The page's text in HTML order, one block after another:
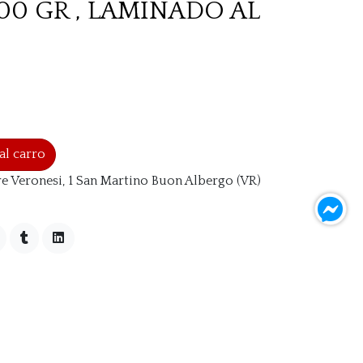
GR , LAMINADO AL
carro
Veronesi, 1 San Martino Buon Albergo (VR)